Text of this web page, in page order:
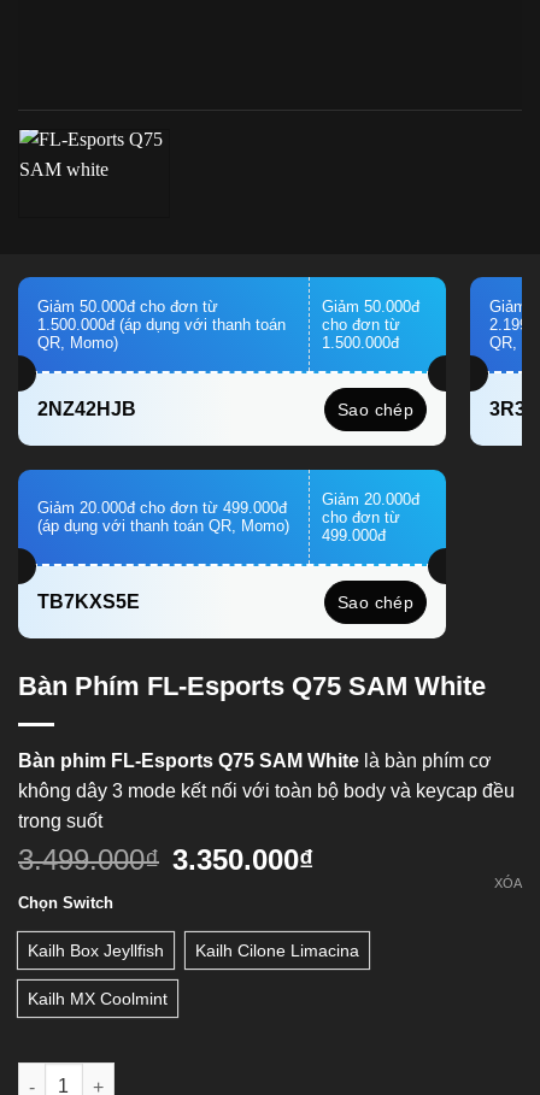
Giảm 50.000đ cho đơn từ
1.500.000đ (áp dụng với thanh toán
QR, Momo)
Giảm 50.000đ
cho đơn từ
1.500.000đ
2NZ42HJB Sao chép
Giảm
QR,
Giảm 20.000đ cho đơn từ 499.000đ
(áp dụng với thanh toán QR, Momo)
Giảm 20.000đ
cho đơn từ
499.000đ
TB7KXS5E Sao chép
Bàn Phím FL-Esports Q75 SAM White
Bàn phim FL-Esports Q75 SAM White là bàn phím cơ
không dây 3 mode kết nối với toàn bộ body và keycap đều
trong suốt
3.499.000₫ 3.350.000₫
Chọn Switch
Kailh Box Jeyllfish Kailh Cilone Limacina
Kailh MX Coolmint
XÓA
Bàn phím FL-Esports Q75 SAM White số lượng